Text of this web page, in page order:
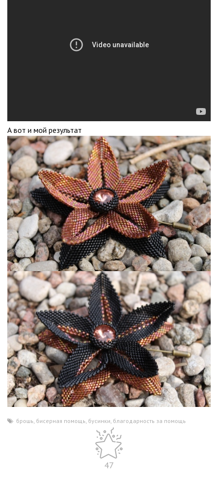
А вот и мой результат
брошь, бисерная помощь, бусинки, благодарность за помощь
47